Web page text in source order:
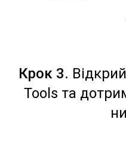
Крок 3.
Tools та